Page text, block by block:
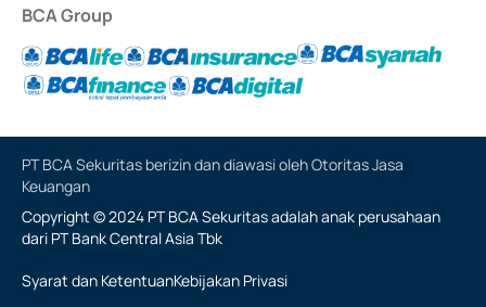
BCA Group
PT BCA Sekuritas berizin dan diawasi oleh Otoritas Jasa
Keuangan
Copyright © 2024 PT BCA Sekuritas adalah anak perusahaan
dari PT Bank Central Asia Tbk
Syarat dan KetentuanKebijakan Privasi